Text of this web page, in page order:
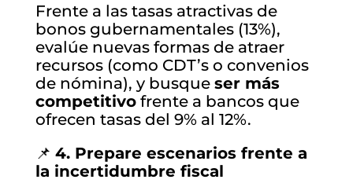
Frente a las tasas atractivas de
bonos gubernamentales (13%),
evalúe nuevas formas de atraer
recursos (como CDT’s o convenios
de nómina), y busque ser más
competitivofrente a bancos que
ofrecen tasas del 9% al 12%.
📌 4. Prepare escenarios frente a
la incertidumbre fiscal